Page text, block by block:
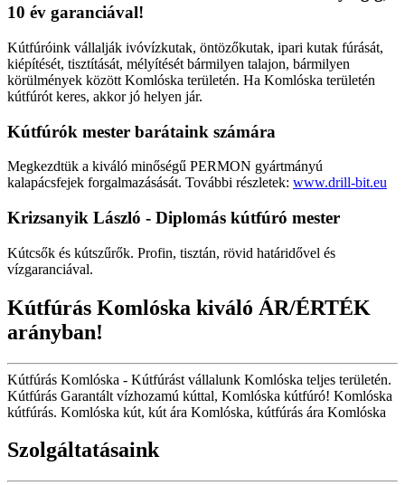
10 év garanciával!
Kútfúróink vállalják ivóvízkutak, öntözőkutak, ipari kutak fúrását,
kiépítését, tisztítását, mélyítését bármilyen talajon, bármilyen
körülmények között Komlóska területén. Ha Komlóska területén
kútfúrót keres, akkor jó helyen jár.
Kútfúrók mester barátaink számára
Megkezdtük a kiváló minőségű PERMON gyártmányú
kalapácsfejek forgalmazásását. További részletek: www.drill-bit.eu
Krizsanyik László - Diplomás kútfúró mester
Kútcsők és kútszűrők. Profin, tisztán, rövid határidővel és
vízgaranciával.
Kútfúrás Komlóska kiváló ÁR/ÉRTÉK
arányban!
Kútfúrás Komlóska - Kútfúrást vállalunk Komlóska teljes területén.
Kútfúrás Garantált vízhozamú kúttal, Komlóska kútfúró! Komlóska
kútfúrás. Komlóska kút, kút ára Komlóska, kútfúrás ára Komlóska
Szolgáltatásaink